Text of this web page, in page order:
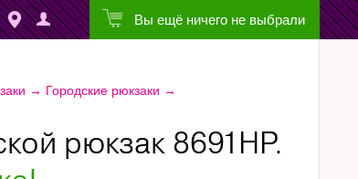
Вы ещё ничего не выбрали
→ Городские рюкзаки →
рюкзак 8691НР.